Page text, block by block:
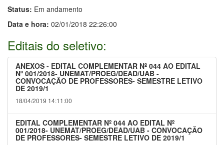
Status: Em andamento
Data e hora: 02/01/2018 22:26:00
Editais do seletivo:
ANEXOS - EDITAL COMPLEMENTAR Nº 044 AO EDITAL
Nº 001/2018- UNEMAT/PROEG/DEAD/UAB -
CONVOCAÇÃO DE PROFESSORES- SEMESTRE LETIVO
DE 2019/1
18/04/2019 14:11:00
EDITAL COMPLEMENTAR Nº 044 AO EDITAL Nº
001/2018- UNEMAT/PROEG/DEAD/UAB - CONVOCAÇÃO
DE PROFESSORES- SEMESTRE LETIVO DE 2019/1